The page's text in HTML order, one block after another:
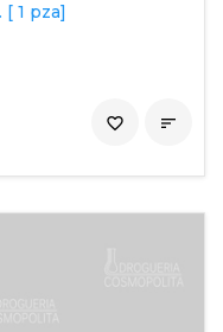
[ 1 pza]

favorite_border